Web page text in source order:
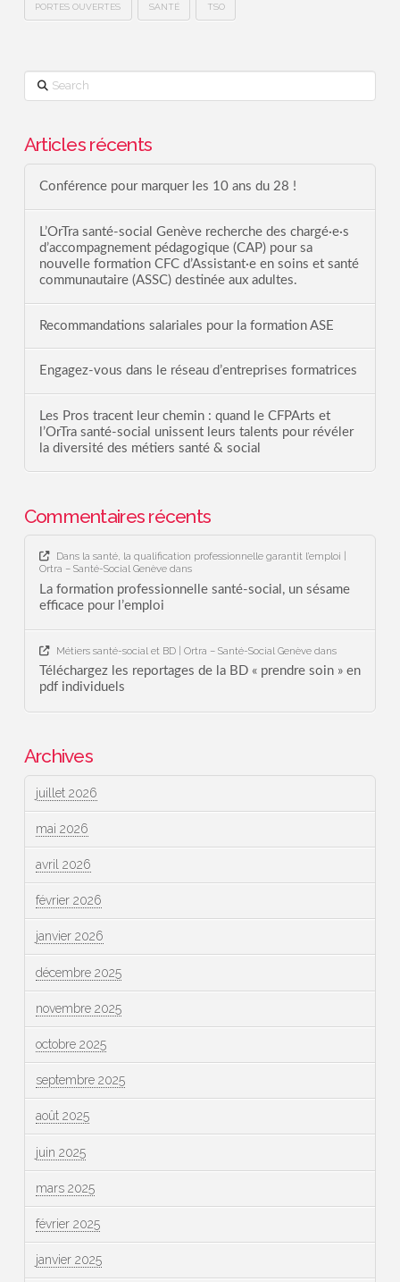
PORTES OUVERTES SANTÉ TSO
Search
Articles récents
Conférence pour marquer les 10 ans du 28 !
L’OrTra santé-social Genève recherche des chargé·e·s
d’accompagnement pédagogique (CAP) pour sa
nouvelle formation CFC d’Assistant·e en soins et santé
communautaire (ASSC) destinée aux adultes.
Recommandations salariales pour la formation ASE
Engagez-vous dans le réseau d’entreprises formatrices
Les Pros tracent leur chemin : quand le CFPArts et
l’OrTra santé-social unissent leurs talents pour révéler
la diversité des métiers santé & social
Commentaires récents
Dans la santé, la qualification professionnelle garantit l’emploi |
Ortra – Santé-Social Genèvedans
La formation professionnelle santé-social, un sésame
efficace pour l’emploi
Métiers santé-social et BD | Ortra – Santé-Social Genèvedans
Téléchargez les reportages de la BD « prendre soin » en
pdf individuels
Archives
juillet 2026
mai 2026
avril 2026
février 2026
janvier 2026
décembre 2025
novembre 2025
octobre 2025
septembre 2025
août 2025
juin 2025
mars 2025
février 2025
janvier 2025